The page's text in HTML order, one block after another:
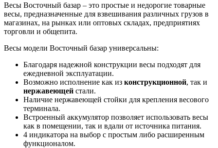
Весы Восточный базар – это простые и недорогие товарные
весы, предназначенные для взвешивания различных грузов в
магазинах, на рынках или оптовых складах, предприятиях
торговли и общепита.
Весы модели Восточный базар универсальны:
Благодаря надежной конструкции весы подходят для
ежедневной эксплуатации.
Возможно исполнение как из конструкционной, так и
нержавеющей стали.
Наличие нержавеющей стойки для крепления весового
терминала.
Встроенный аккумулятор позволяет использовать весы
как в помещении, так и вдали от источника питания.
4 индикатора на выбор с простым либо расширенным
функционалом.